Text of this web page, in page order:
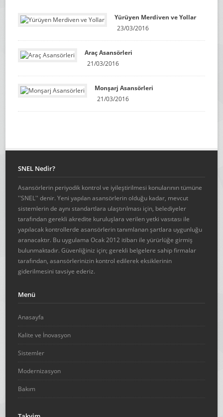
Yürüyen Merdiven ve Yollar
23/03/2016
Araç Asansörleri
21/03/2016
Monşarj Asansörleri
21/03/2016
SNEL Nedir?
Asansörlerin periyodik kontrol ve iyileştirilmesi konularının tümüne
''SNEL'' denir. Yeni yapılan asansörlerin olduğu kadar, mevcut
sistemlerin de aynı standartlara ulaştırılması için, belediyeler
tarafından gerekli akredite kuruluşlara verilen yetki vasıtası ile
yapılacak kontrollerde asansörlerin tanımlanan şartlara uygunluğu
aranacaktır. Bu uygulama Ocak 2012 itibarı ile yürürlüğe girmiş
bulunmaktadır. Güvenliğiniz için; gerekli belgelere sahip firmalar
tarafından, asansörlerinizin kontrol edilerek eksiklerinin
giderilmesini tavsiye ederiz.
Menü
Anasayfa
Kalite ve İnovasyon
Sistemler
Modernizasyon
Bakım